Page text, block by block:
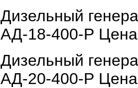
Дизельный
АД-18-400-Р
Дизельный
АД-20-400-Р